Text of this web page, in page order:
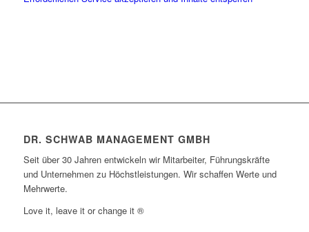
DR. SCHWAB MANAGEMENT GMBH
Seit über 30 Jahren entwickeln wir Mitarbeiter, Führungskräfte
und Unternehmen zu Höchstleistungen. Wir schaffen Werte und
Mehrwerte.
Love it, leave it or change it ®